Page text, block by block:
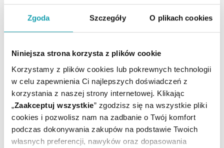
Zgoda Szczegóły O plikach cookies
Niniejsza strona korzysta z plików cookie
Korzystamy z plików cookies lub pokrewnych technologii
w celu zapewnienia Ci najlepszych doświadczeń z
korzystania z naszej strony internetowej. Klikając
„Zaakceptuj wszystkie” zgodzisz się na wszystkie pliki
cookies i pozwolisz nam na zadbanie o Twój komfort
podczas dokonywania zakupów na podstawie Twoich
własnych preferencji, nawyków oraz dopasowania
Ilość / masa / pojemność
35 g
Producent / Podmiot
odpowiedzialny:
HERBAPOL
KRAKÓW
Postać:
Krople
Rejestracja produktu:
Lek bez recepty
Przechowywanie:
Temperatura
pokojowa